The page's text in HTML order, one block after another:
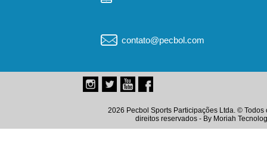
contato@pecbol.com
2026 Pecbol Sports Participações Ltda. © Todos
direitos reservados - By Moriah